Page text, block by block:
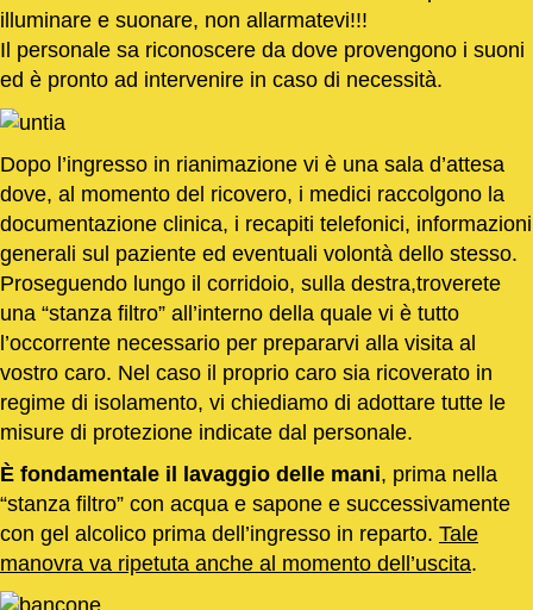
illuminare e suonare, non allarmatevi!!!
Il personale sa riconoscere da dove provengono i suoni
ed è pronto ad intervenire in caso di necessità.
Dopo l’ingresso in rianimazione vi è una sala d’attesa
dove, al momento del ricovero, i medici raccolgono la
documentazione clinica, i recapiti telefonici, informazioni
generali sul paziente ed eventuali volontà dello stesso.
Proseguendo lungo il corridoio, sulla destra,troverete
una “stanza filtro” all’interno della quale vi è tutto
l’occorrente necessario per prepararvi alla visita al
vostro caro. Nel caso il proprio caro sia ricoverato in
regime di isolamento, vi chiediamo di adottare tutte le
misure di protezione indicate dal personale.
È fondamentale il lavaggio delle mani, prima nella
“stanza filtro” con acqua e sapone e successivamente
con gel alcolico prima dell’ingresso in reparto. Tale
manovra va ripetuta anche al momento dell’uscita.